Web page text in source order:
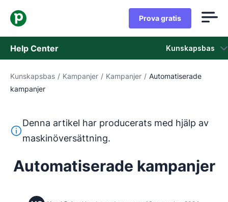
Prova gratis
Help Center Kunskapsbas
Kunskapsbas
Kontaka kundtjänst
Kunskapsbas / Kampanjer / Kampanjer / Automatiserade
kampanjer
Denna text har översatts från engelska med hjälp av
Denna artikel har producerats med hjälp av
maskinöversättning.
Automatiserade kampanjer